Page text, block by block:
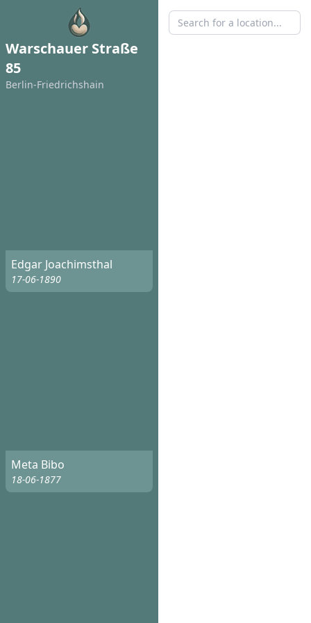
Warschauer Straße
85
Berlin-Friedrichshain
Edgar Joachimsthal
17-06-1890
Meta Bibo
18-06-1877